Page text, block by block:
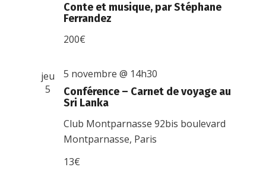
Conte et musique, par Stéphane
Ferrandez
200€
jeu
5
Conférence – Carnet de voyage au
Sri Lanka
5 novembre @ 14h30
Club Montparnasse92bis boulevard
Montparnasse, Paris
13€